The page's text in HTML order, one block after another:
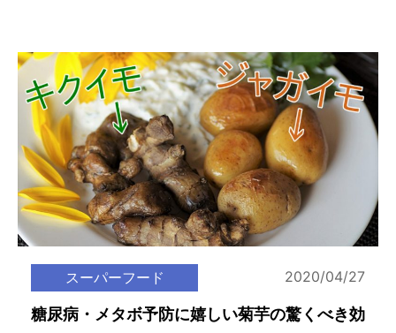
スーパーフード 2020/04/27
糖尿病・メタボ予防に嬉しい菊芋の驚くべき効